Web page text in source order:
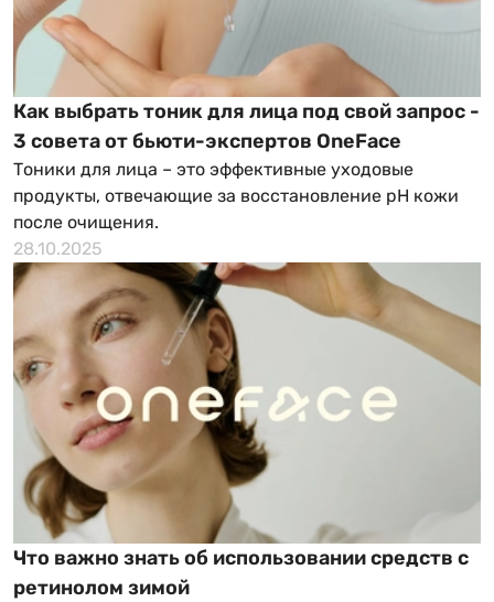
Как выбрать тоник для лица под свой запрос -
3 совета от бьюти-экспертов OneFace
Тоники для лица – это эффективные уходовые
продукты, отвечающие за восстановление pH кожи
после очищения.
28.10.2025
Что важно знать об использовании средств с
ретинолом зимой